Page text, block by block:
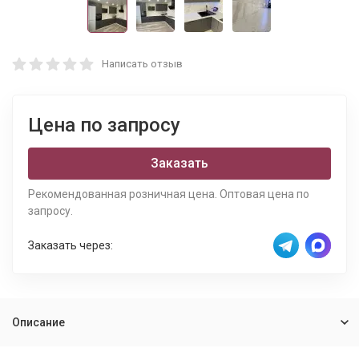
Написать отзыв
Цена по запросу
Заказать
Рекомендованная розничная цена. Оптовая цена по
запросу.
Заказать через:
Описание